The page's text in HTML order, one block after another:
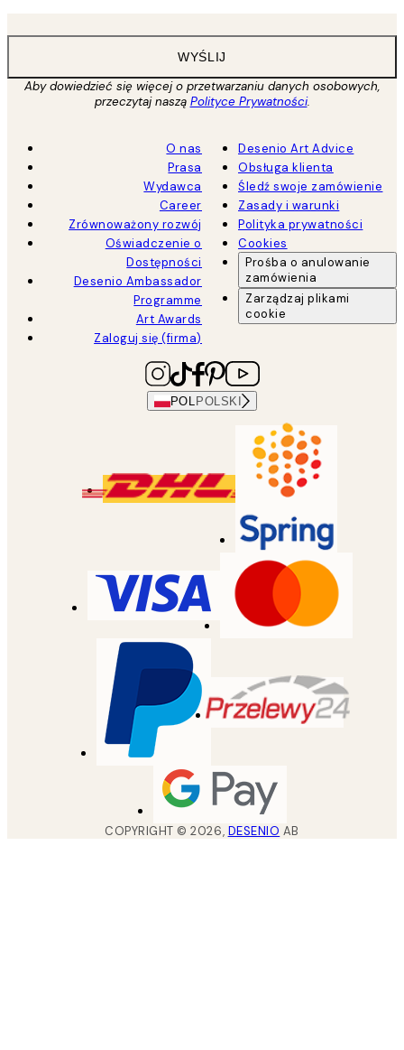
WYŚLIJ
Aby dowiedzieć się więcej o przetwarzaniu danych osobowych,
przeczytaj naszą Polityce Prywatności.
O nas
Prasa
Wydawca
Career
Zrównoważony rozwój
Oświadczenie o
Dostępności
Desenio Ambassador
Programme
Art Awards
Zaloguj się (firma)
Desenio Art Advice
Obsługa klienta
Śledź swoje zamówienie
Zasady i warunki
Polityka prywatności
Cookies
Prośba o anulowanie
zamówienia
Zarządzaj plikami
cookie
POL POLSKI
COPYRIGHT ©2026, DESENIO AB